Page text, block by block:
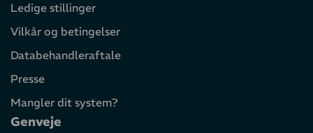
Ledige stillinger
Vilkår og betingelser
Databehandleraftale
Presse
Mangler dit system?
Genveje